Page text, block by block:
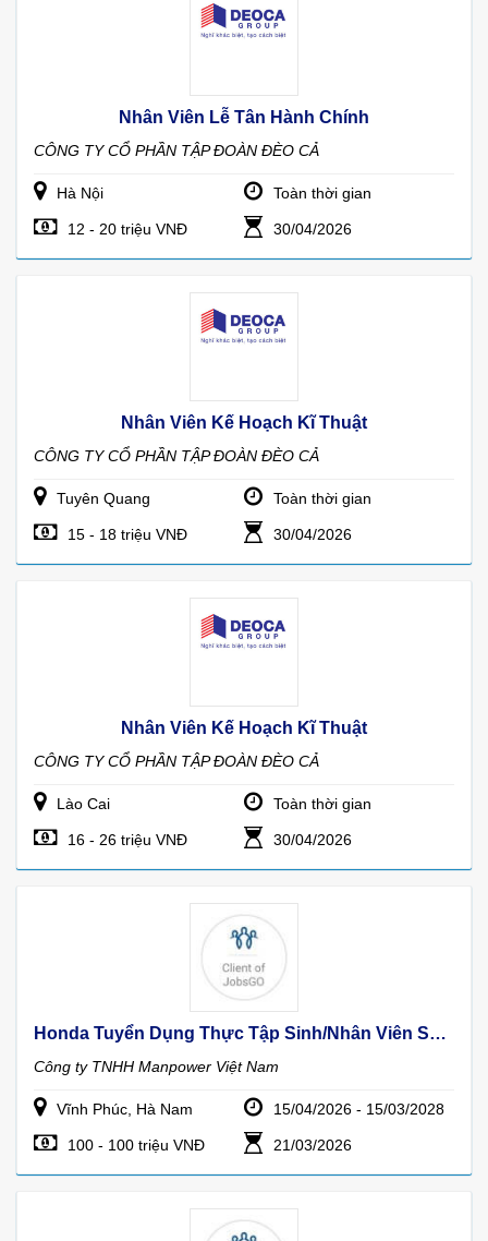
Nhân Viên Lễ Tân Hành Chính
CÔNG TY CỔ PHẦN TẬP ĐOÀN ĐÈO CẢ
Hà Nội Toàn thời gian
12 - 20 triệu VNĐ 30/04/2026
Nhân Viên Kế Hoạch Kĩ Thuật
CÔNG TY CỔ PHẦN TẬP ĐOÀN ĐÈO CẢ
Tuyên Quang Toàn thời gian
15 - 18 triệu VNĐ 30/04/2026
Nhân Viên Kế Hoạch Kĩ Thuật
CÔNG TY CỔ PHẦN TẬP ĐOÀN ĐÈO CẢ
Lào Cai Toàn thời gian
16 - 26 triệu VNĐ 30/04/2026
Honda Tuyển Dụng Thực Tập Sinh/nhân Viên Sản Xuất Tại Hà Nam Và Vĩnh Phúc
Công ty TNHH Manpower Việt Nam
Vĩnh Phúc, Hà Nam 15/04/2026 - 15/03/2028
100 - 100 triệu VNĐ 21/03/2026